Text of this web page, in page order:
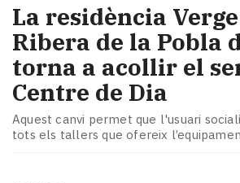
La residència
Ribera de la Pobla
torna a acollir el
Centre de Dia
Aquest canvi permet que l'usuari
tots els tallers que ofereix